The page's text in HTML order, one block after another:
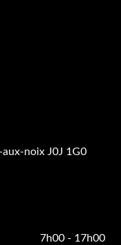
noix J0J 1G0
7h00 - 17h00